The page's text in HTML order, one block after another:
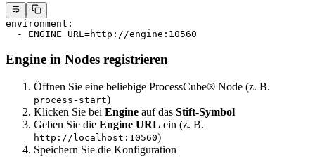
environment :
  -
ENGINE_URL=http://engine:10560
Engine in Nodes registrieren
Öffnen Sie eine beliebige ProcessCube® Node (z. B.
process-start)
Klicken Sie bei Engine auf das Stift-Symbol
Geben Sie die Engine URL ein (z. B.
http://localhost:10560)
Speichern Sie die Konfiguration